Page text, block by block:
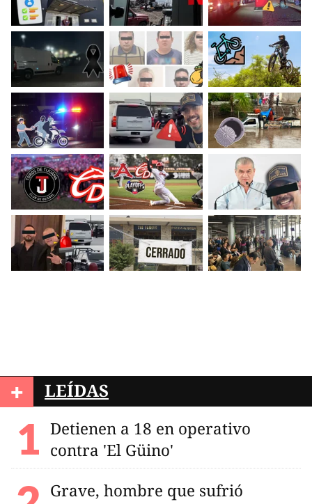
+ LEÍDAS
Detienen a 18 en operativo
contra 'El Güino'
Grave, hombre que sufrió